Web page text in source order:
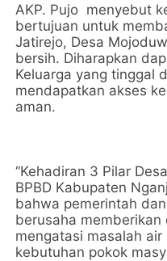
AKP. Pujo menyebut
bertujuan untuk
Jatirejo, Desa
bersih. Diharapkan
Keluarga yang tinggal
mendapatkan akses
aman.
“Kehadiran 3 Pilar
BPBD Kabupaten
bahwa pemerintah
berusaha memberikan
mengatasi masalah
kebutuhan pokok